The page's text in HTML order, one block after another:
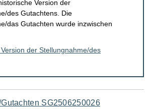
Version der
des Gutachtens. Die
das Gutachten wurde inzwischen
der Stellungnahme/des
SG2506250026